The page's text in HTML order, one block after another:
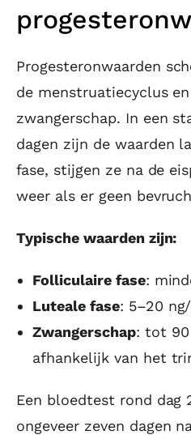
Progesteronwaarden
de menstruatiecyclus
zwangerschap. In een
dagen zijn de waarden
fase, stijgen ze na de
weer als er geen
Typische waarden zijn:
Folliculaire fase:
Luteale fase: 5–20
Zwangerschap: tot 90
afhankelijk van het
Een bloedtest rond dag
ongeveer zeven dagen